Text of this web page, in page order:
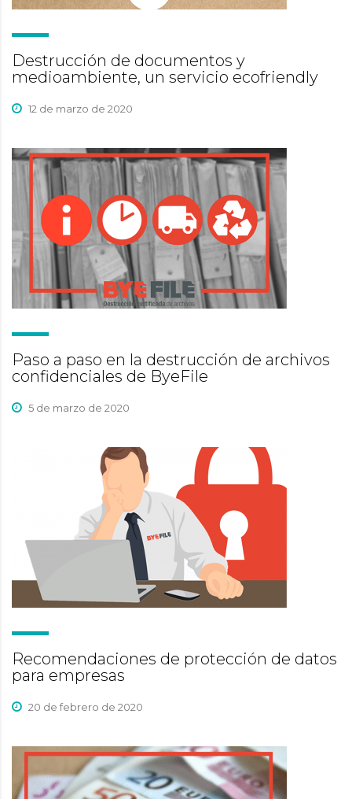
Destrucción de documentos y
medioambiente, un servicio ecofriendly
12 de marzo de 2020
Paso a paso en la destrucción de archivos
confidenciales de ByeFile
5 de marzo de 2020
Recomendaciones de protección de datos
para empresas
20 de febrero de 2020